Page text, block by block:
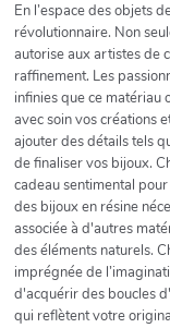
En l’espace des objets
révolutionnaire. Non
autorise aux artistes de
raffinement. Les
infinies que ce matériau
avec soin vos créations
ajouter des détails tels
de finaliser vos bijoux.
cadeau sentimental
des bijoux en résine
associée à d'autres
des éléments naturels.
imprégnée de
d'acquérir des boucles
qui reflètent votre